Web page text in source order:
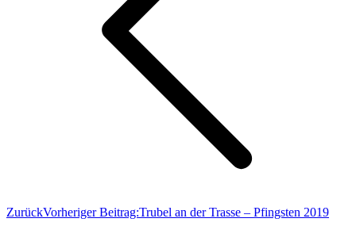
ZurückVorheriger Beitrag:Trubel an der Trasse – Pfingsten 2019